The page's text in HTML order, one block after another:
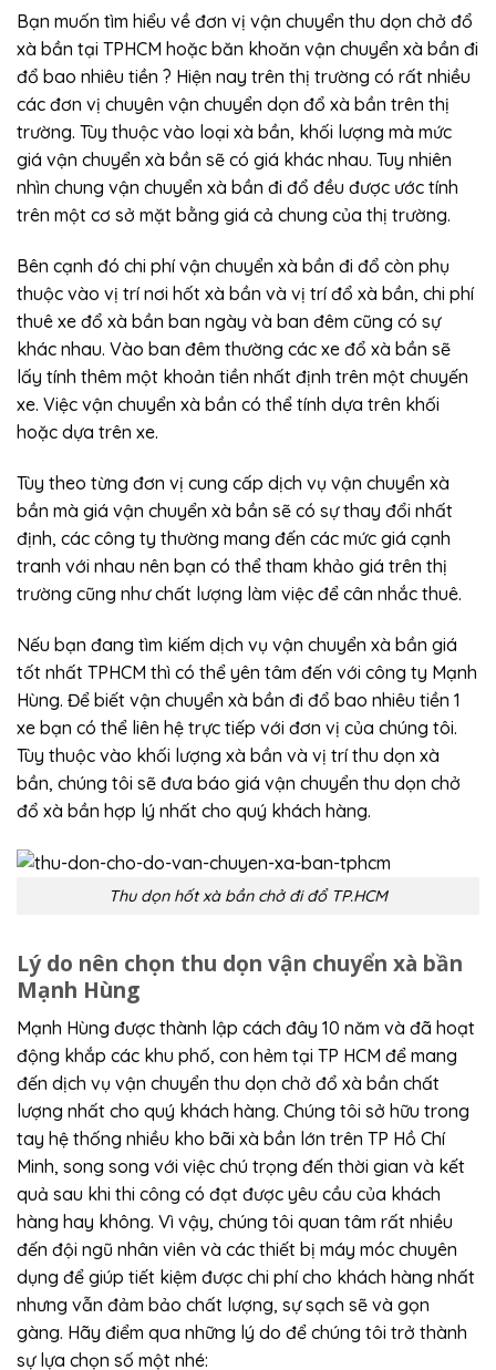
Bạn muốn tìm hiểu về đơn vị vận chuyển thu dọn chở đổ
xà bần tại TPHCM hoặc băn khoăn vận chuyển xà bần đi
đổ bao nhiêu tiền ? Hiện nay trên thị trường có rất nhiều
các đơn vị chuyên vận chuyển dọn đổ xà bần trên thị
trường. Tùy thuộc vào loại xà bần, khối lượng mà mức
giá vận chuyển xà bần sẽ có giá khác nhau. Tuy nhiên
nhìn chung vận chuyển xà bần đi đổ đều được ước tính
trên một cơ sở mặt bằng giá cả chung của thị trường.
Bên cạnh đó chi phí vận chuyển xà bần đi đổ còn phụ
thuộc vào vị trí nơi hốt xà bần và vị trí đổ xà bần, chi phí
thuê xe đổ xà bần ban ngày và ban đêm cũng có sự
khác nhau. Vào ban đêm thường các xe đổ xà bần sẽ
lấy tính thêm một khoản tiền nhất định trên một chuyến
xe. Việc vận chuyển xà bần có thể tính dựa trên khối
hoặc dựa trên xe.
Tùy theo từng đơn vị cung cấp dịch vụ vận chuyển xà
bần mà giá vận chuyển xà bần sẽ có sự thay đổi nhất
định, các công ty thường mang đến các mức giá cạnh
tranh với nhau nên bạn có thể tham khảo giá trên thị
trường cũng như chất lượng làm việc để cân nhắc thuê.
Nếu bạn đang tìm kiếm dịch vụ vận chuyển xà bần giá
tốt nhất TPHCM thì có thể yên tâm đến với công ty Mạnh
Hùng. Để biết vận chuyển xà bần đi đổ bao nhiêu tiền 1
xe bạn có thể liên hệ trực tiếp với đơn vị của chúng tôi.
Tùy thuộc vào khối lượng xà bần và vị trí thu dọn xà
bần, chúng tôi sẽ đưa báo giá vận chuyển thu dọn chở
đổ xà bần hợp lý nhất cho quý khách hàng.
Thu dọn hốt xà bần chở đi đổ TP.HCM
Lý do nên chọn thu dọn vận chuyển xà bần
Mạnh Hùng
Mạnh Hùng được thành lập cách đây 10 năm và đã hoạt
động khắp các khu phố, con hẻm tại TP HCM để mang
đến dịch vụ vận chuyển thu dọn chở đổ xà bần chất
lượng nhất cho quý khách hàng. Chúng tôi sở hữu trong
tay hệ thống nhiều kho bãi xà bần lớn trên TP Hồ Chí
Minh, song song với việc chú trọng đến thời gian và kết
quả sau khi thi công có đạt được yêu cầu của khách
hàng hay không. Vì vậy, chúng tôi quan tâm rất nhiều
đến đội ngũ nhân viên và các thiết bị máy móc chuyên
dụng để giúp tiết kiệm được chi phí cho khách hàng nhất
nhưng vẫn đảm bảo chất lượng, sự sạch sẽ và gọn
gàng. Hãy điểm qua những lý do để chúng tôi trở thành
sự lựa chọn số một nhé: